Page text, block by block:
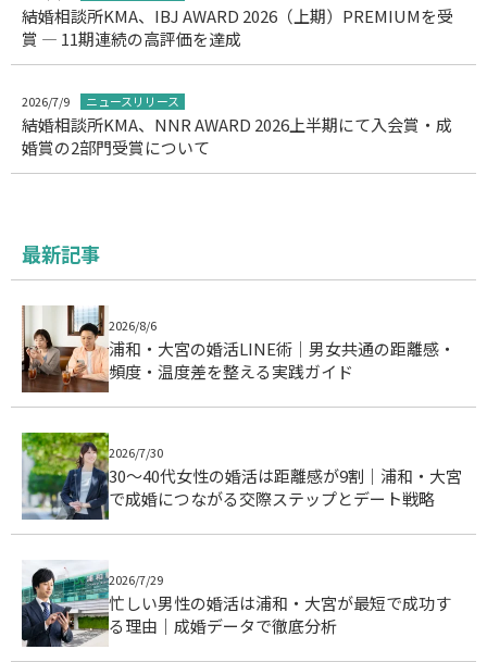
結婚相談所KMA、IBJ AWARD 2026（上期）PREMIUMを受
賞 ― 11期連続の高評価を達成
2026/7/9 ニュースリリース
結婚相談所KMA、NNR AWARD 2026上半期にて入会賞・成
婚賞の2部門受賞について
最新記事
2026/8/6
浦和・大宮の婚活LINE術｜男女共通の距離感・
頻度・温度差を整える実践ガイド
2026/7/30
30〜40代女性の婚活は距離感が9割｜浦和・大宮
で成婚につながる交際ステップとデート戦略
2026/7/29
忙しい男性の婚活は浦和・大宮が最短で成功す
る理由｜成婚データで徹底分析